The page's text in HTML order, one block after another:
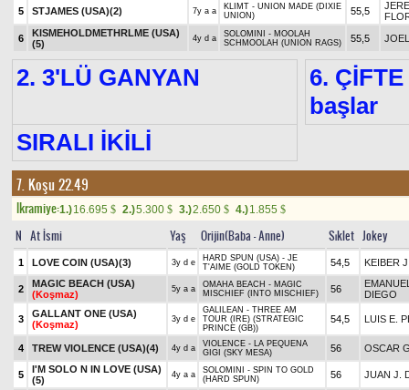
5 STJAMES (USA)(2) 7y a a
KLIMT - UNION MADE (DIXIE
UNION)
55,5
6
KISMEHOLDMETHRLME (USA)
(5)
4y d a
SOLOMINI - MOOLAH
SCHMOOLAH (UNION RAGS)
55,5
2. 3'LÜ GANYAN
6.
başlar
SIRALI İKİLİ
7. Koşu 22.49
Ikramiye:1.)16.695 $ 2.)5.300 $ 3.)2.650 $ 4.)1.855 $
N At İsmi Yaş Orijin(Baba - Anne) Sıklet Jokey
1 LOVE COIN (USA)(3) 3y d e
HARD SPUN (USA) - JE
T'AIME (GOLD TOKEN)
54,5 KEIBER
2
MAGIC BEACH (USA)
(Koşmaz)
5y a a
OMAHA BEACH - MAGIC
MISCHIEF (INTO MISCHIEF)
56
DIEGO
3
GALLANT ONE (USA)
(Koşmaz)
3y d e
GALILEAN - THREE AM
TOUR (IRE) (STRATEGIC
PRINCE (GB))
54,5 LUIS E.
4 TREW VIOLENCE (USA)(4) 4y d a
VIOLENCE - LA PEQUENA
GIGI (SKY MESA)
56 OSCAR
5
I'M SOLO N IN LOVE (USA)
(5)
4y a a
SOLOMINI - SPIN TO GOLD
(HARD SPUN)
56 JUAN J.